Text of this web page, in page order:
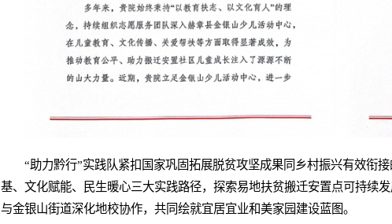
“助力黔行”实践队紧扣国家巩固拓展脱贫攻坚成果同乡村振兴有效衔
基、文化赋能、民生暖心三大实践路径，探索易地扶贫搬迁安置点可持续
与金银山街道深化地校协作，共同绘就宜居宜业和美家园建设蓝图。